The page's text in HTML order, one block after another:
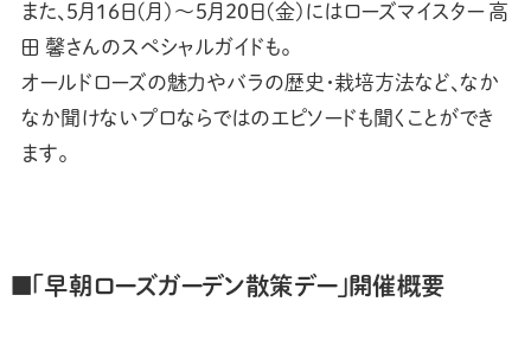
また、5月16日(月)～5月20日(金)にはローズマイスター 高
田 馨さんのスペシャルガイドも。
オールドローズの魅力やバラの歴史・栽培方法など、なか
なか聞けないプロならではのエピソードも聞くことができ
ます。
■「早朝ローズガーデン散策デー」開催概要